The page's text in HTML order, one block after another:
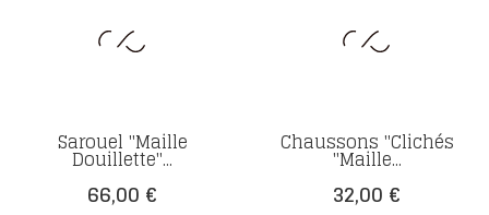
Sarouel "Maille
Douillette"...
Prix
66,00 €
Chaussons "Clichés
"Maille...
Prix
32,00 €